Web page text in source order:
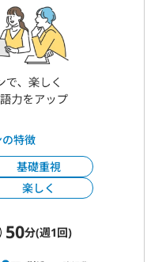
の特徴
基礎重視
楽しく
50分(週1回)